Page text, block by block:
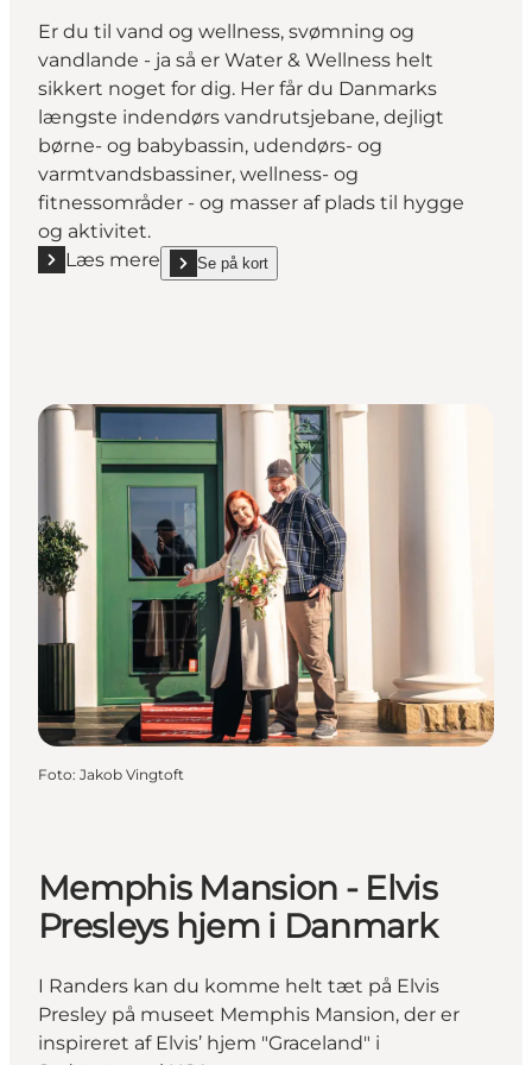
Er du til vand og wellness, svømning og
vandlande - ja så er Water & Wellness helt
sikkert noget for dig. Her får du Danmarks
længste indendørs vandrutsjebane, dejligt
børne- og babybassin, udendørs- og
varmtvandsbassiner, wellness- og
fitnessområder - og masser af plads til hygge
og aktivitet.
Læs mere
Læs mere "Water & Wellness - Randers Badeland"
Se på kort
show Water & Wellness - Randers Badeland on_map
Foto: Jakob Vingtoft
Memphis Mansion - Elvis
Presleys hjem i Danmark
I Randers kan du komme helt tæt på Elvis
Presley på museet Memphis Mansion, der er
inspireret af Elvis’ hjem "Graceland" i